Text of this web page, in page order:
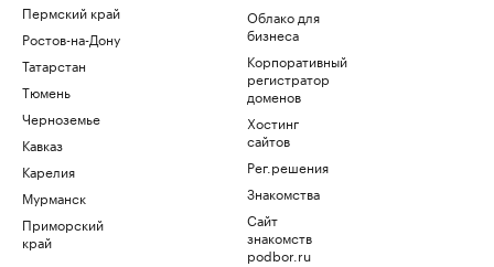
Пермский край
Ростов-на-Дону
Татарстан
Тюмень
Черноземье
Кавказ
Карелия
Мурманск
Приморский
край
Облако для
бизнеса
Корпоративный
регистратор
доменов
Хостинг
сайтов
Рег.решения
Знакомства
Сайт
знакомств
podbor.ru